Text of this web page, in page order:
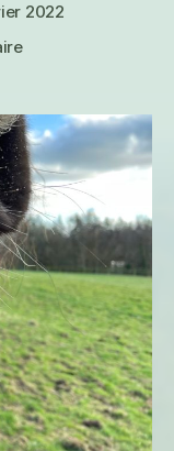
2022
sur
is
Dy,
Co
Dy